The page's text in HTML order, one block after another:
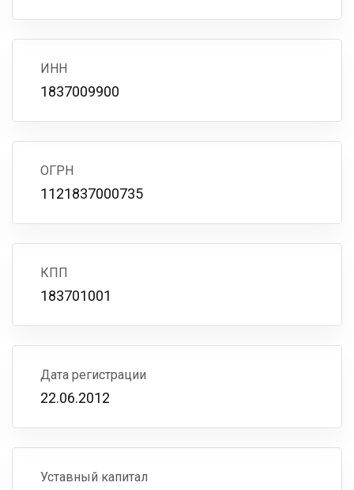
ИНН
1837009900
ОГРН
1121837000735
КПП
183701001
Дата регистрации
22.06.2012
Уставный капитал